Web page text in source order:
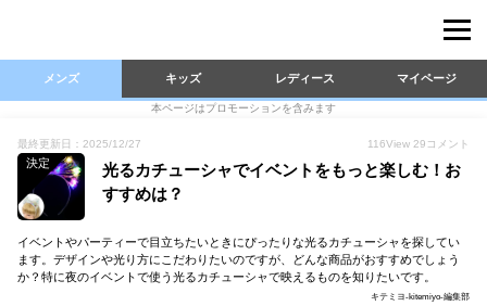
メンズ キッズ レディース マイページ
本ページはプロモーションを含みます
最終更新日：2025/12/27 116View 29 コメント
決定
光るカチューシャでイベントをもっと楽しむ！お
すすめは？
イベントやパーティーで目立ちたいときにぴったりな光るカチューシャを探してい
ます。デザインや光り方にこだわりたいのですが、どんな商品がおすすめでしょう
か？特に夜のイベントで使う光るカチューシャで映えるものを知りたいです。
キテミヨ-kitemiyo-編集部